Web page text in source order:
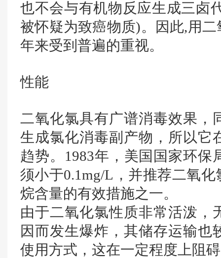
也不会与有机物反应生成三卤
被怀疑为致癌物质)。因此,用
年来受到普遍的重视。
性能
二氧化氯具有广谱消毒效果，
生成氯化消毒副产物，所以它
趋势。1983年，美国国家环
须小于0.1mg/L，并推荐二氧
烷含量的有效措施之一。
由于二氧化氯性质非常活泼，
因而发生爆炸，其储存运输也
使用方式，这在一定程度上阻